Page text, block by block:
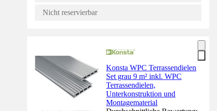
Nicht reservierbar
Konsta WPC Terrassendielen
Set grau 9 m² inkl. WPC
Terrassendielen,
Unterkonstruktion und
Montagematerial